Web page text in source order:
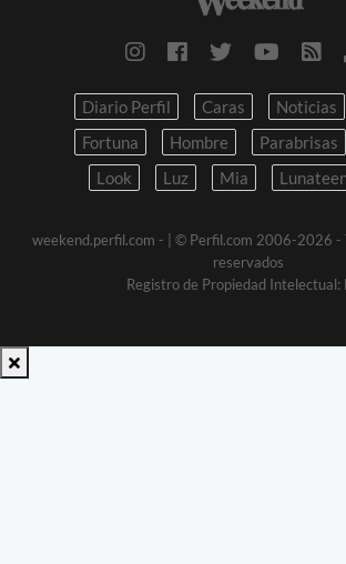
Diario Perfil Caras Noticias
Fortuna
Hombre Parabrisas
Look
Luz Mia
weekend.perfil.com -
| © Perfil.com 2006-2026 -
reservados
Registro de Propiedad Intelectual: